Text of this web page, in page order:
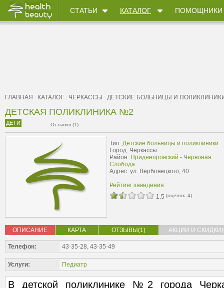
СТАТЬИ КАТАЛОГ ПОМОЩНИКИ
ГЛАВНАЯ : КАТАЛОГ : ЧЕРКАССЫ : ДЕТСКИЕ БОЛЬНИЦЫ И
ДЕТСКАЯ ПОЛИКЛИНИКА №2
ДЕТИ Отзывов (1)
Тип: Детские больницы и поликлиники
Город: Черкассы
Район: Приднепровский - Червоная
Слобода
Адрес: ул. Вербовецкого, 40
Рейтинг заведения:
1.5 (оценок: 4)
ОПИСАНИЕ КАРТА ОТЗЫВЫ(1) АКЦИИ И
Телефон: 43-35-28, 43-35-49
Услуги: Педиатр
В детской поликлинике №2 города